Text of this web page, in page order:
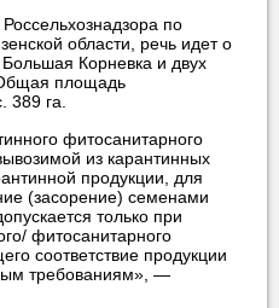
по
области, речь идет о
Корневка и двух
площадь
389 га.
фитосанитарного
из карантинных
продукции, для
(засорение) семенами
только при
фитосанитарного
соответствие продукции
требованиям», —